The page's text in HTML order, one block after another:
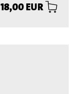
18,00 EUR